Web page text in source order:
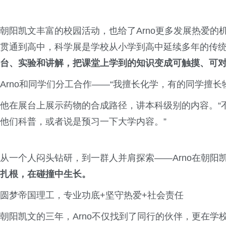
朝阳凯文丰富的校园活动，也给了Arno更多发展热爱的
贯通到高中，科学展是学校从小学到高中延续多年的
台、实验和讲解，把课堂上学到的知识变成可触摸、可
Arno和同学们分工合作——“我擅长化学，有的同学擅长
他在展台上展示药物的合成路径，讲本科级别的内容。
他们科普，或者说是预习一下大学内容。”
从一个人闷头钻研，到一群人并肩探索——Arno在朝阳
扎根，在碰撞中生长。
圆梦帝国理工，专业功底+坚守热爱+社会责任
朝阳凯文的三年，Arno不仅找到了同行的伙伴，更在学